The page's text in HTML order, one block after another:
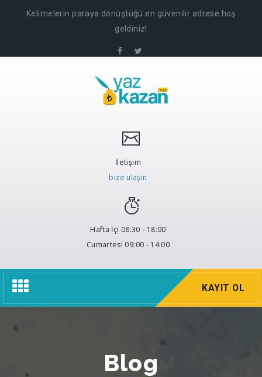
Kelimelerin paraya dönüştüğü en güvenilir adrese hoş
geldiniz!
İletişim
bize ulaşın
Hafta İçi 08:30 - 18:00
Cumartesi 09:00 - 14:00
Navigasyon
Menü
KAYIT OL
Blog